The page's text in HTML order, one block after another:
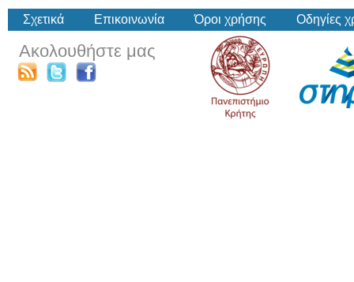
Σχετικά Επικοινωνία Όροι χρήσης Οδηγίες
Ακολουθήστε μας